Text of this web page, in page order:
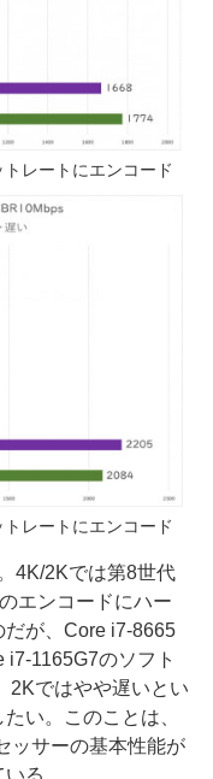
レートにエンコード
レートにエンコード
4K/2Kでは第8世代
エンコードにハー
だが、Core i7-8665
1165G7のソフト
2Kではやや遅いとい
い。このことは、
ッサーの基本性能が
る。